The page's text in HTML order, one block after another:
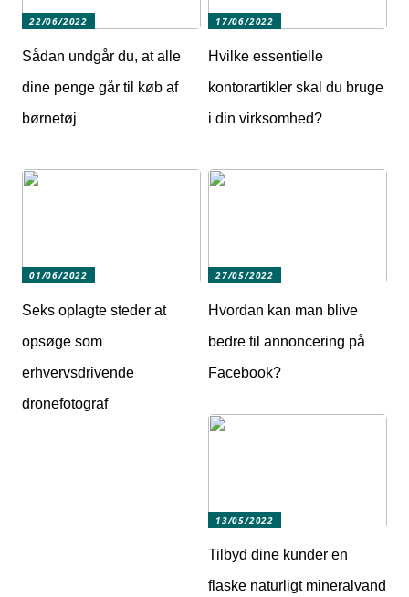
22/06/2022
Sådan undgår du, at alle
dine penge går til køb af
børnetøj
17/06/2022
Hvilke essentielle
kontorartikler skal du bruge
i din virksomhed?
01/06/2022
Seks oplagte steder at
opsøge som
erhvervsdrivende
dronefotograf
27/05/2022
Hvordan kan man blive
bedre til annoncering på
Facebook?
13/05/2022
Tilbyd dine kunder en
flaske naturligt mineralvand